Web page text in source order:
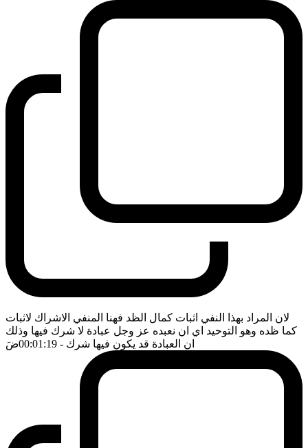
لان المراد بهذا النفي اثبات كمال الظد فهنا المنفي الاشراك لاثبات
كما ظده وهو التوحيد اي ان نعبده عز وجل عبادة لا شرك فيها وذلك
ان العبادة قد يكون فيها شرك - 00:01:19 ضَ